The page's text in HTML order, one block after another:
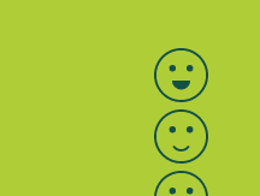
Bewertung